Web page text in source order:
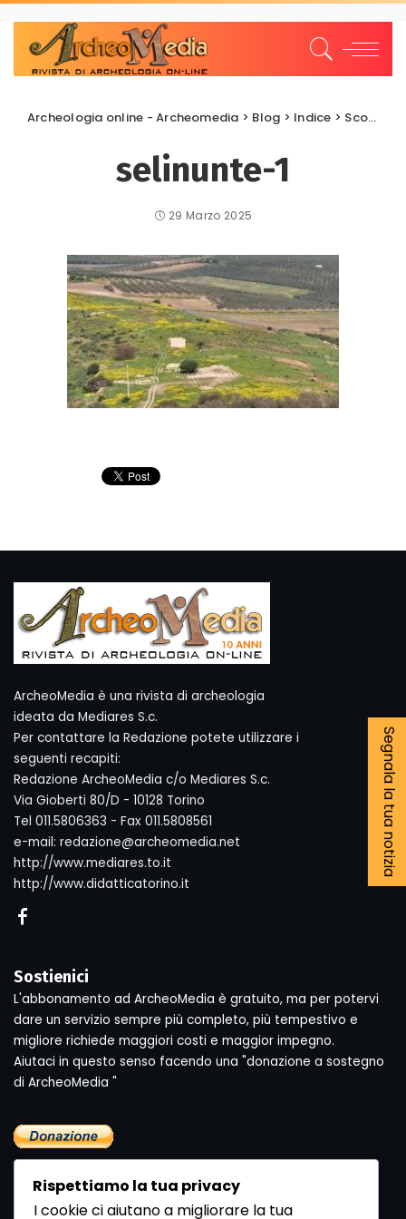
Archeologia online - Archeomedia > Blog > Indice > Scoperte e scavi
selinunte-1
29 Marzo 2025
Segnala la tua notizia
ArcheoMedia è una rivista di archeologia
ideata da Mediares S.c.
Per contattare la Redazione potete utilizzare i
seguenti recapiti:
Redazione ArcheoMedia c/o Mediares S.c.
Via Gioberti 80/D - 10128 Torino
Tel 011.5806363 - Fax 011.5808561
e-mail: redazione@archeomedia.net
http://www.mediares.to.it
http://www.didatticatorino.it
Sostienici
L'abbonamento ad ArcheoMedia è gratuito, ma per potervi
dare un servizio sempre più completo, più tempestivo e
migliore richiede maggiori costi e maggior impegno.
Aiutaci in questo senso facendo una "donazione a sostegno
di ArcheoMedia "
Rispettiamo la tua privacy
I cookie ci aiutano a migliorare la tua